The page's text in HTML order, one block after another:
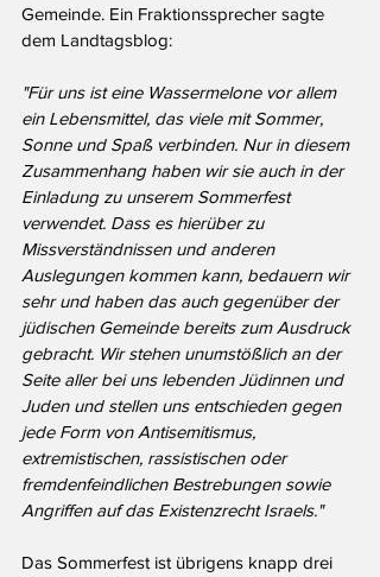
Gemeinde. Ein Fraktionssprecher sagte
dem Landtagsblog:
"Für uns ist eine Wassermelone vor allem
ein Lebensmittel, das viele mit Sommer,
Sonne und Spaß verbinden. Nur in diesem
Zusammenhang haben wir sie auch in der
Einladung zu unserem Sommerfest
verwendet. Dass es hierüber zu
Missverständnissen und anderen
Auslegungen kommen kann, bedauern wir
sehr und haben das auch gegenüber der
jüdischen Gemeinde bereits zum Ausdruck
gebracht. Wir stehen unumstößlich an der
Seite aller bei uns lebenden Jüdinnen und
Juden und stellen uns entschieden gegen
jede Form von Antisemitismus,
extremistischen, rassistischen oder
fremdenfeindlichen Bestrebungen sowie
Angriffen auf das Existenzrecht Israels."
Das Sommerfest ist übrigens knapp drei